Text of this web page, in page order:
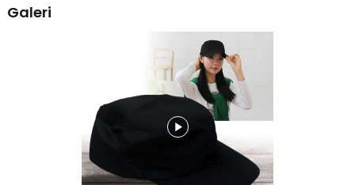
dipadukan dengan kaos, kemeja, jaket, maupun outfit casual
lainnya. Pilihan aman untuk melengkapi gaya sehari-hari.
Rincian yang Anda dapatkan untuk pembelian produk ini:
1 x Rhodey Topi Komando Pria Wanita Polos Klasik Polyester -
Galeri